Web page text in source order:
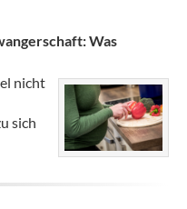
Was
nicht
sich